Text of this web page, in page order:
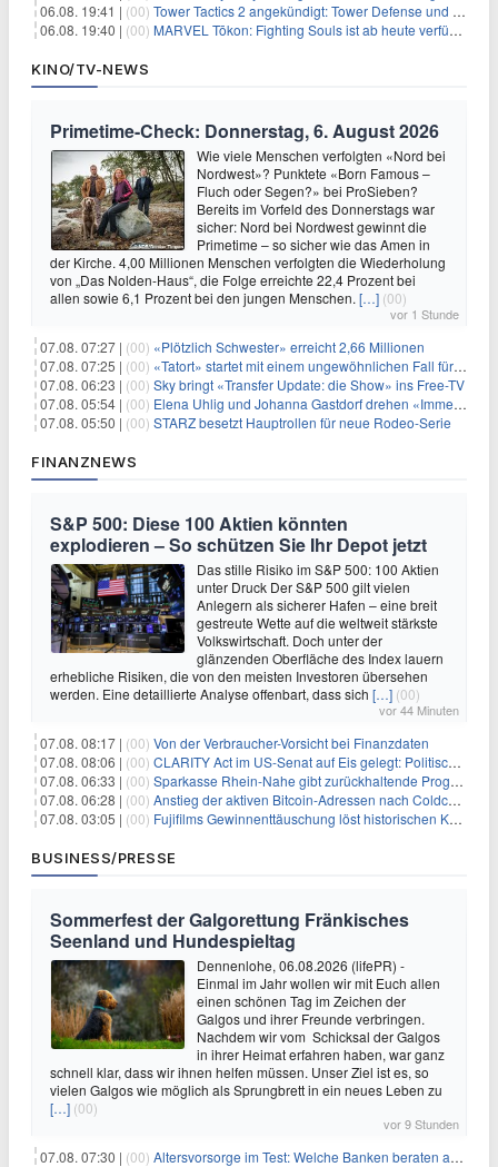
06.08. 19:41 | (00) Tower Tactics 2 angekündigt: Tower Defense und Deckbuilding Kombo kehrt zurück
06.08. 19:40 | (00) MARVEL Tōkon: Fighting Souls ist ab heute verfügbar
KINO/TV-NEWS
Primetime-Check: Donnerstag, 6. August 2026
Wie viele Menschen verfolgten «Nord bei
Nordwest»? Punktete «Born Famous –
Fluch oder Segen?» bei ProSieben?
Bereits im Vorfeld des Donnerstags war
sicher: Nord bei Nordwest gewinnt die
Primetime – so sicher wie das Amen in
der Kirche. 4,00 Millionen Menschen verfolgten die Wiederholung
von „Das Nolden-Haus“, die Folge erreichte 22,4 Prozent bei
allen sowie 6,1 Prozent bei den jungen Menschen. […] (00)
vor 1 Stunde
07.08. 07:27 | (00) «Plötzlich Schwester» erreicht 2,66 Millionen
07.08. 07:25 | (00) «Tatort» startet mit einem ungewöhnlichen Fall für Charlotte Lindholm
07.08. 06:23 | (00) Sky bringt «Transfer Update: die Show» ins Free-TV
07.08. 05:54 | (00) Elena Uhlig und Johanna Gastdorf drehen «Immer fehlt was»
07.08. 05:50 | (00) STARZ besetzt Hauptrollen für neue Rodeo-Serie
FINANZNEWS
S&P 500: Diese 100 Aktien könnten
explodieren – So schützen Sie Ihr Depot jetzt
Das stille Risiko im S&P 500: 100 Aktien
unter Druck Der S&P 500 gilt vielen
Anlegern als sicherer Hafen – eine breit
gestreute Wette auf die weltweit stärkste
Volkswirtschaft. Doch unter der
glänzenden Oberfläche des Index lauern
erhebliche Risiken, die von den meisten Investoren übersehen
werden. Eine detaillierte Analyse offenbart, dass sich […] (00)
vor 44 Minuten
07.08. 08:17 | (00) Von der Verbraucher-Vorsicht bei Finanzdaten
07.08. 08:06 | (00) CLARITY Act im US-Senat auf Eis gelegt: Politische Differenzen verzögern Krypto-Gesetzgebung bis September
07.08. 06:33 | (00) Sparkasse Rhein-Nahe gibt zurückhaltende Prognose
07.08. 06:28 | (00) Anstieg der aktiven Bitcoin-Adressen nach Coldcard-Panik
07.08. 03:05 | (00) Fujifilms Gewinnenttäuschung löst historischen Kursrückgang aus
BUSINESS/PRESSE
Sommerfest der Galgorettung Fränkisches
Seenland und Hundespieltag
Dennenlohe, 06.08.2026 (lifePR) -
Einmal im Jahr wollen wir mit Euch allen
einen schönen Tag im Zeichen der
Galgos und ihrer Freunde verbringen.
Nachdem wir vom Schicksal der Galgos
in ihrer Heimat erfahren haben, war ganz
schnell klar, dass wir ihnen helfen müssen. Unser Ziel ist es, so
vielen Galgos wie möglich als Sprungbrett in ein neues Leben zu
[…] (00)
vor 9 Stunden
07.08. 07:30 | (00) Altersvorsorge im Test: Welche Banken beraten am besten?